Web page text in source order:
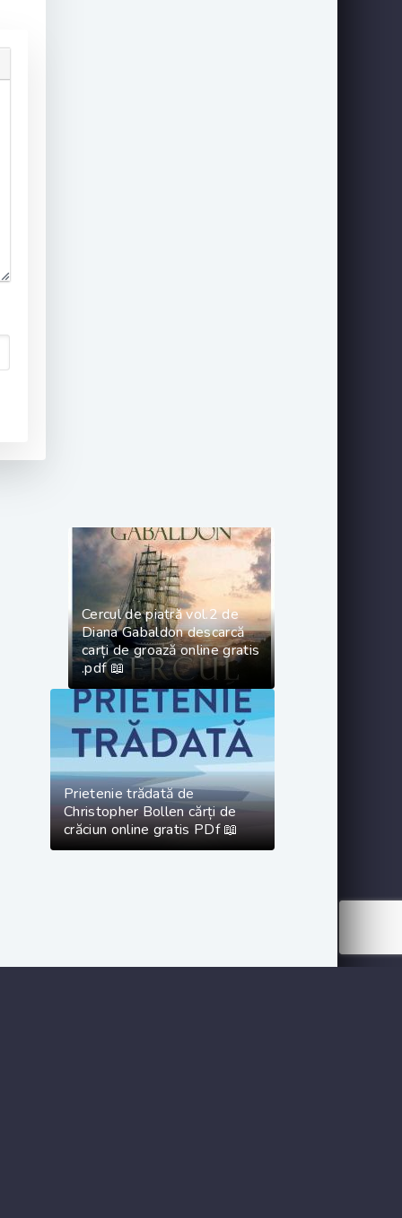
Cercul de piatră vol.2 de
Diana Gabaldon descarcă
carți de groază online gratis
.pdf 📖
Prietenie trădată de
Christopher Bollen cărți de
crăciun online gratis PDf 📖